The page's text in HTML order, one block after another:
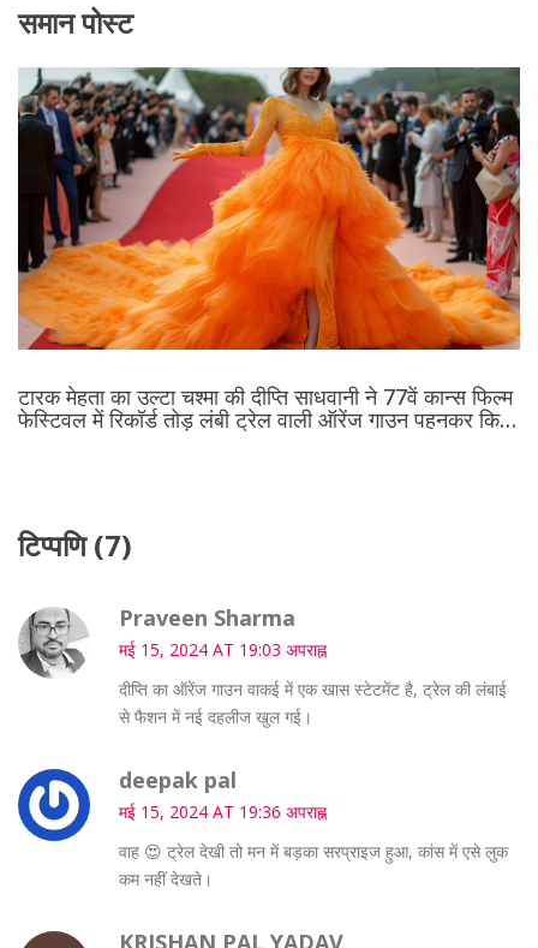
समान पोस्ट
टारक मेहता का उल्टा चश्मा की दीप्ति साधवानी ने 77वें कान्स फिल्म
फेस्टिवल में रिकॉर्ड तोड़ लंबी ट्रेल वाली ऑरेंज गाउन पहनकर किया
टिप्पणि (7)
Praveen Sharma
मई 15, 2024 AT 19:03 अपराह्न
दीप्ति का ऑरेंज गाउन वाकई में एक खास स्टेटमेंट है, ट्रेल की लंबाई
से फैशन में नई दहलीज खुल गई।
deepak pal
मई 15, 2024 AT 19:36 अपराह्न
वाह 😍 ट्रेल देखी तो मन में बड़का सरप्राइज हुआ, कांस में एसे लुक
कम नहीं देखते।
KRISHAN PAL YADAV